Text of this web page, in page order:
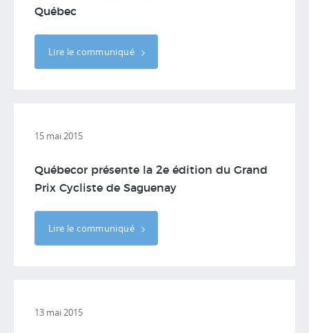
Québec
Lire le communiqué
15 mai 2015
Québecor présente la 2e édition du Grand
Prix Cycliste de Saguenay
Lire le communiqué
13 mai 2015